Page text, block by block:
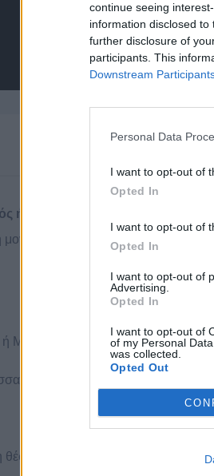
continue seeing
information disclosed
further disclosure of
participants. This
Downstream
Personal Data
I want to opt-out of
Opted In
I want to opt-out of
Opted In
I want to opt-out of
Advertising.
Opted In
I want to opt-out of
of my Personal
was collected.
Opted Out
ή Μηχανολόγος
μονάδα παραγωγής στην
ή Μηχανολόγου Μηχανικού
σε βιομηχανικό